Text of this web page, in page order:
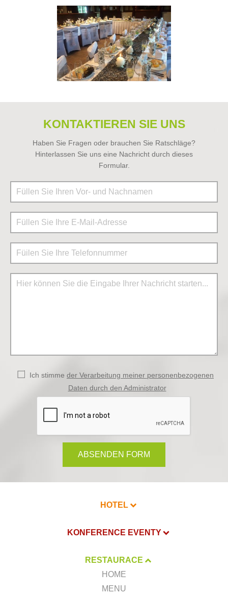
KONTAKTIEREN SIE UNS
Haben Sie Fragen oder brauchen Sie Ratschläge?
Hinterlassen Sie uns eine Nachricht durch dieses
Formular.
Ich stimme der Verarbeitung meiner personenbezogenen
Daten durch den Administrator
ABSENDEN FORM
HOTEL
KONFERENCE EVENTY
RESTAURACE
HOME
MENU